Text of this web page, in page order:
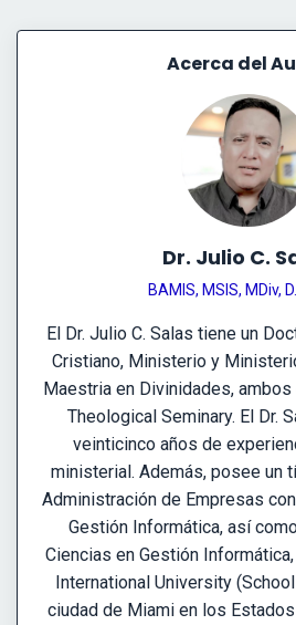
Acerca del
Dr. Julio C.
BAMIS, MSIS, MDiv,
El Dr. Julio C. Salas tiene un
Cristiano, Ministerio y
Maestria en Divinidades,
Theological Seminary. El Dr.
veinticinco años de
ministerial. Además, posee un
Administración de Empresas
Gestión Informática, así
Ciencias en Gestión
International University
ciudad de Miami en los